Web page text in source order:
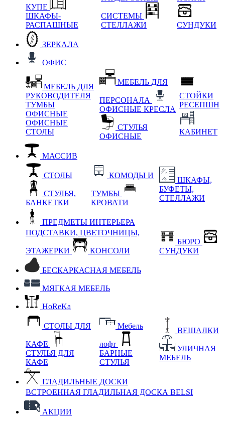
КУПЕ
ШКАФЫ-
РАСПАШНЫЕ
СИСТЕМЫ
СТЕЛЛАЖИ
СУНДУКИ
ЗЕРКАЛА
ОФИС
МЕБЕЛЬ ДЛЯ
РУКОВОДИТЕЛЯ
ТУМБЫ
ОФИСНЫЕ
ОФИСНЫЕ
СТОЛЫ
МЕБЕЛЬ ДЛЯ
ПЕРСОНАЛА
ОФИСНЫЕ КРЕСЛА
СТУЛЬЯ
ОФИСНЫЕ
СТОЙКИ
РЕСЕПШН
КАБИНЕТ
МАССИВ
СТОЛЫ
СТУЛЬЯ,
БАНКЕТКИ
КОМОДЫ И
ТУМБЫ
КРОВАТИ
ШКАФЫ,
БУФЕТЫ,
СТЕЛЛАЖИ
ПРЕДМЕТЫ ИНТЕРЬЕРА
ПОДСТАВКИ, ЦВЕТОЧНИЦЫ,
ЭТАЖЕРКИ КОНСОЛИ
БЮРО
СУНДУКИ
БЕСКАРКАСНАЯ МЕБЕЛЬ
МЯГКАЯ МЕБЕЛЬ
HoReKa
СТОЛЫ ДЛЯ
КАФЕ
СТУЛЬЯ ДЛЯ
КАФЕ
Мебель
лофт
БАРНЫЕ
СТУЛЬЯ
ВЕШАЛКИ
УЛИЧНАЯ
МЕБЕЛЬ
ГЛАДИЛЬНЫЕ ДОСКИ
ВСТРОЕННАЯ ГЛАДИЛЬНАЯ ДОСКА BELSI
АКЦИИ